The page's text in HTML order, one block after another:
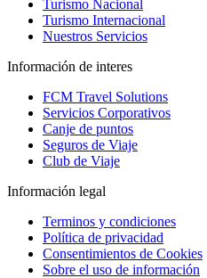
Turismo Nacional
Turismo Internacional
Nuestros Servicios
Información de interes
FCM Travel Solutions
Servicios Corporativos
Canje de puntos
Seguros de Viaje
Club de Viaje
Información legal
Terminos y condiciones
Política de privacidad
Consentimientos de Cookies
Sobre el uso de información